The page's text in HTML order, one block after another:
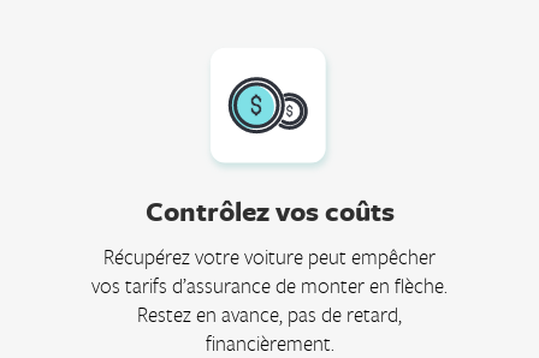
Contrôlez vos coûts
Récupérez votre voiture peut empêcher
vos tarifs d’assurance de monter en flèche.
Restez en avance, pas de retard,
financièrement.